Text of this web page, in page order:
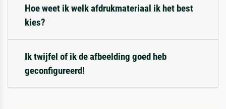
Hoe weet ik welk afdrukmateriaal ik het best
kies?
Ik twijfel of ik de afbeelding goed heb
geconfigureerd!